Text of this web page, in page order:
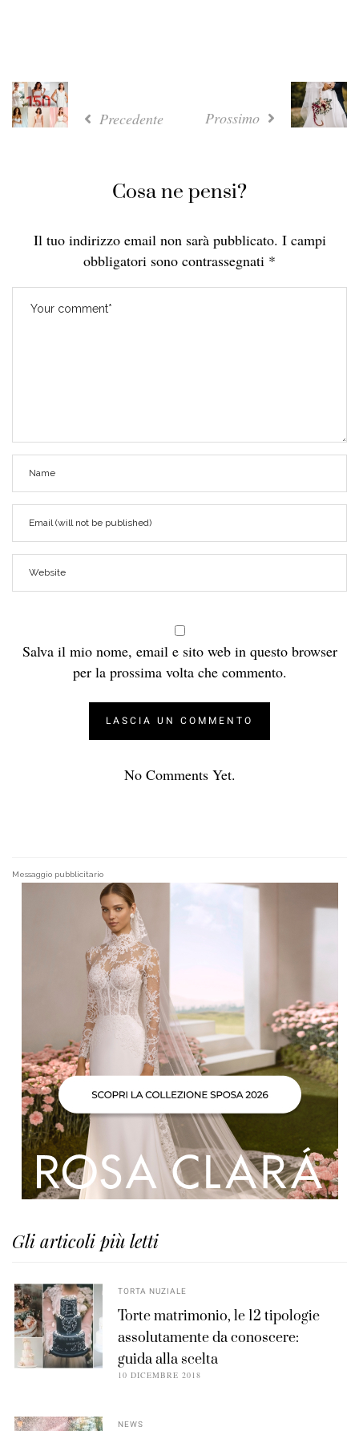
Precedente Prossimo
Cosa ne pensi?
Il tuo indirizzo email non sarà pubblicato. I campi
obbligatori sono contrassegnati *
Salva il mio nome, email e sito web in questo browser
per la prossima volta che commento.
No Comments Yet.
Messaggio pubblicitario
Gli articoli più letti
TORTA NUZIALE
Torte matrimonio, le 12 tipologie
assolutamente da conoscere:
guida alla scelta
10 DICEMBRE 2018
NEWS